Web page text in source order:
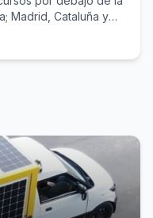
Madrid, Cataluña y